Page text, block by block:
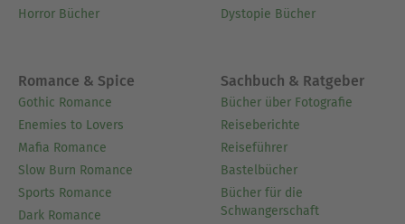
Horror Bücher
Dystopie Bücher
Romance & Spice
Gothic Romance
Enemies to Lovers
Mafia Romance
Slow Burn Romance
Sports Romance
Dark Romance
Sachbuch & Ratgeber
Bücher über Fotografie
Reiseberichte
Reiseführer
Bastelbücher
Bücher für die
Schwangerschaft